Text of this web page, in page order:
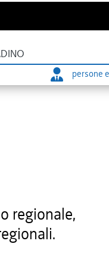
persone
regionale,